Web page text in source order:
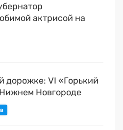
актрисой на
дорожке: VI «Горький
Новгороде